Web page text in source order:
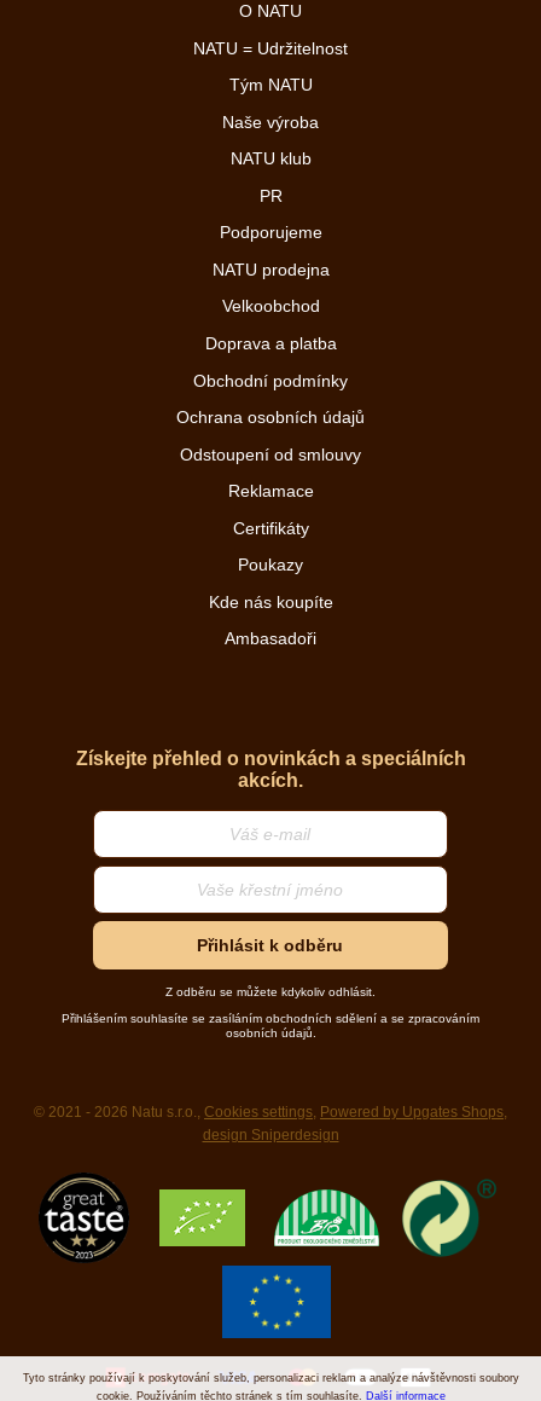
O NATU
NATU = Udržitelnost
Tým NATU
Naše výroba
NATU klub
PR
Podporujeme
NATU prodejna
Velkoobchod
Doprava a platba
Obchodní podmínky
Ochrana osobních údajů
Odstoupení od smlouvy
Reklamace
Certifikáty
Poukazy
Kde nás koupíte
Ambasadoři
Získejte přehled o novinkách a speciálních
akcích.
Přihlásit k odběru
Z odběru se můžete kdykoliv odhlásit.
Přihlášením souhlasíte se zasíláním obchodních sdělení a se zpracováním
osobních údajů.
© 2021 - 2026 Natu s.r.o., Cookies settings, Powered by Upgates Shops,
design Sniperdesign
Tyto stránky používají k poskytování služeb, personalizaci reklam a analýze návštěvnosti soubory
cookie. Používáním těchto stránek s tím souhlasíte.
Další informace